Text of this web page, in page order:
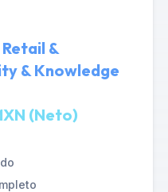
&
& Knowledge
(Neto)